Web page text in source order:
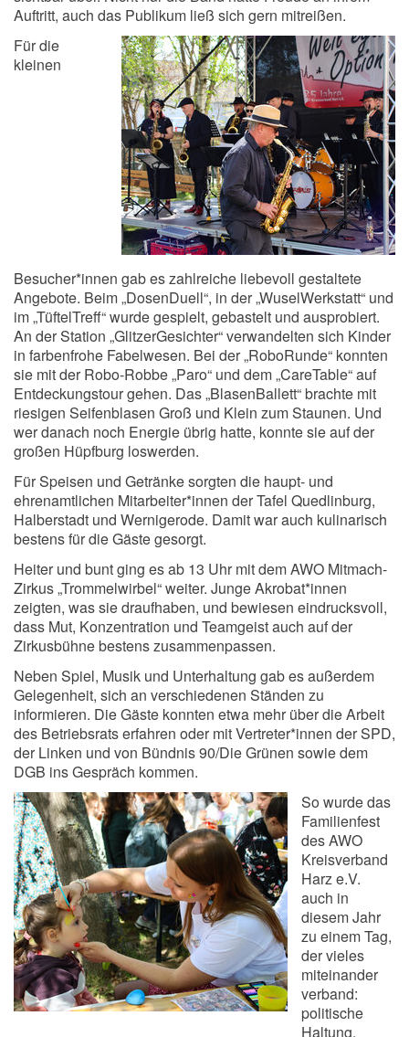
Auftritt, auch das Publikum ließ sich gern mitreißen.
Für die
kleinen
Besucher*innen gab es zahlreiche liebevoll gestaltete
Angebote. Beim „DosenDuell“, in der „WuselWerkstatt“ und
im „TüftelTreff“ wurde gespielt, gebastelt und ausprobiert.
An der Station „GlitzerGesichter“ verwandelten sich Kinder
in farbenfrohe Fabelwesen. Bei der „RoboRunde“ konnten
sie mit der Robo-Robbe „Paro“ und dem „CareTable“ auf
Entdeckungstour gehen. Das „BlasenBallett“ brachte mit
riesigen Seifenblasen Groß und Klein zum Staunen. Und
wer danach noch Energie übrig hatte, konnte sie auf der
großen Hüpfburg loswerden.
Für Speisen und Getränke sorgten die haupt- und
ehrenamtlichen Mitarbeiter*innen der Tafel Quedlinburg,
Halberstadt und Wernigerode. Damit war auch kulinarisch
bestens für die Gäste gesorgt.
Heiter und bunt ging es ab 13 Uhr mit dem AWO Mitmach-
Zirkus „Trommelwirbel“ weiter. Junge Akrobat*innen
zeigten, was sie draufhaben, und bewiesen eindrucksvoll,
dass Mut, Konzentration und Teamgeist auch auf der
Zirkusbühne bestens zusammenpassen.
Neben Spiel, Musik und Unterhaltung gab es außerdem
Gelegenheit, sich an verschiedenen Ständen zu
informieren. Die Gäste konnten etwa mehr über die Arbeit
des Betriebsrats erfahren oder mit Vertreter*innen der SPD,
der Linken und von Bündnis 90/Die Grünen sowie dem
DGB ins Gespräch kommen.
So wurde das
Familienfest
des AWO
Kreisverband
Harz e.V.
auch in
diesem Jahr
zu einem Tag,
der vieles
miteinander
verband:
politische
Haltung,